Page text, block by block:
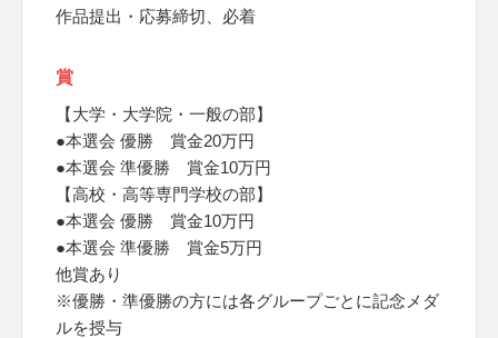
作品提出・応募締切、必着
賞
【大学・大学院・一般の部】
●本選会 優勝 賞金20万円
●本選会 準優勝 賞金10万円
【高校・高等専門学校の部】
●本選会 優勝 賞金10万円
●本選会 準優勝 賞金5万円
他賞あり
※優勝・準優勝の方には各グループごとに記念メダ
ルを授与